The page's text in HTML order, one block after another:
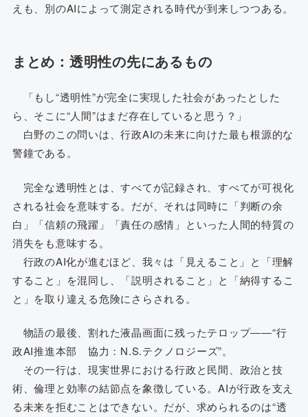
えも、別のAIによって測定される時代が到来しつつある。
まとめ：透明性の先にあるもの
「もし“透明性”が完全に実現した社会があったとした
ら、そこに“人間”はまだ存在していると思う？」
白野のこの問いは、行政AIの未来に向けた最も根源的な
警鐘である。
完全な透明性とは、すべてが記録され、すべてが可視化
される社会を意味する。だが、それは同時に「判断の余
白」「信頼の飛躍」「責任の感情」といった人間的特質の
消失をも意味する。
行政のAI化が進むほど、我々は「見えること」と「理解
すること」を混同し、「説明されること」と「納得するこ
と」を取り違える危険にさらされる。
物語の最後、割れた液晶画面に残ったテロップ――“行
政AI推進本部 協力：N.S.テクノロジーズ”。
その一行は、現実世界における行政と民間、政治と技
術、倫理と効率の結節点を象徴している。AIが行政を支え
る未来を拒むことはできない。だが、求められるのは“透